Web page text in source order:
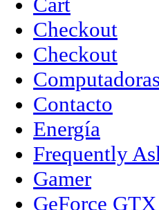
Checkout
Checkout
Computadoras
Contacto
Energía
Frequently
Gamer
GeForce